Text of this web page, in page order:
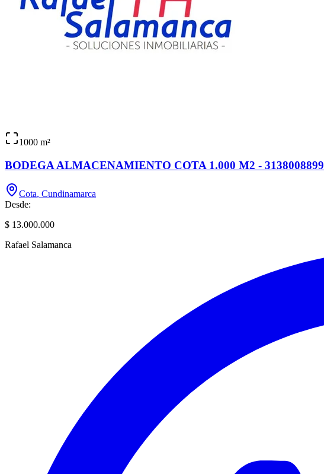
1000 m²
BODEGA ALMACENAMIENTO COTA 1.000 M2 - 3138008899
Cota, Cundinamarca
Desde:
$ 13.000.000
Rafael Salamanca